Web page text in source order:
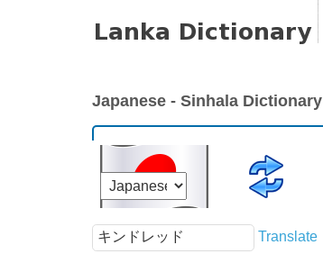
Japanese - Sinhala Dictionary
Translate